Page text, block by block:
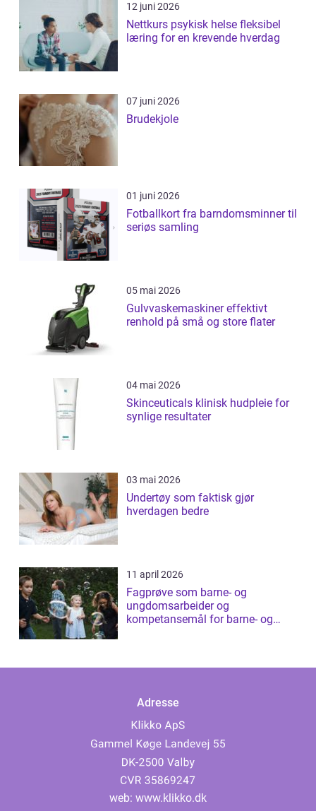
12 juni 2026
Nettkurs psykisk helse fleksibel
læring for en krevende hverdag
07 juni 2026
Brudekjole
01 juni 2026
Fotballkort fra barndomsminner til
seriøs samling
05 mai 2026
Gulvvaskemaskiner effektivt
renhold på små og store flater
04 mai 2026
Skinceuticals klinisk hudpleie for
synlige resultater
03 mai 2026
Undertøy som faktisk gjør
hverdagen bedre
11 april 2026
Fagprøve som barne- og
ungdomsarbeider og
kompetansemål for barne- og
Adresse
web: www.klikko.dk